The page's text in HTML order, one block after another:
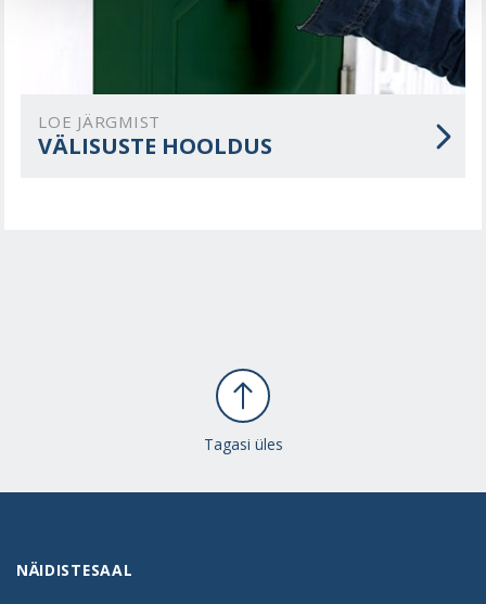
LOE JÄRGMIST
VÄLISUSTE HOOLDUS
Tagasi üles
NÄIDISTESAAL